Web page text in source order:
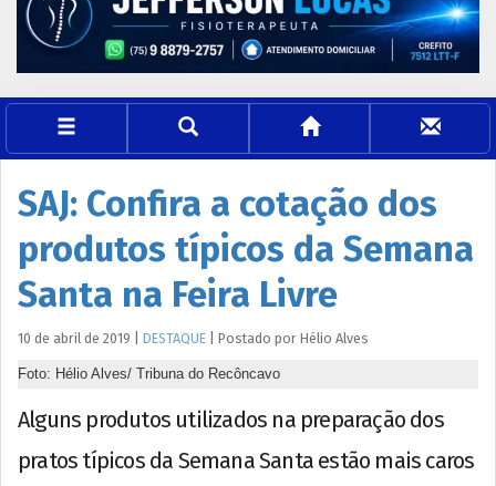
SAJ: Confira a cotação dos
produtos típicos da Semana
Santa na Feira Livre
10 de abril de 2019 DESTAQUE Postado por Hélio Alves
Foto: Hélio Alves/ Tribuna do Recôncavo
Alguns produtos utilizados na preparação dos
pratos típicos da Semana Santa estão mais caros